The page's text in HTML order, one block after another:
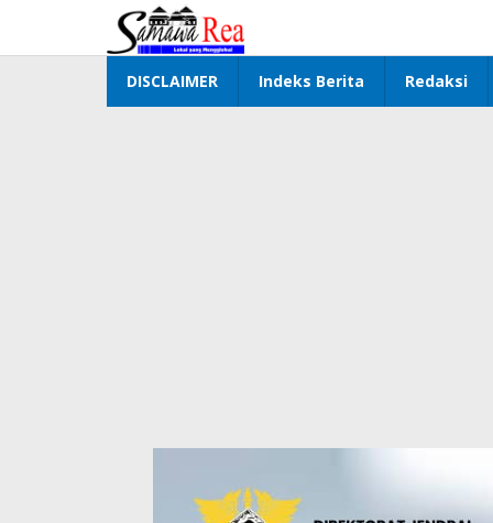
konten
DISCLAIMER Indeks Berita Redaksi